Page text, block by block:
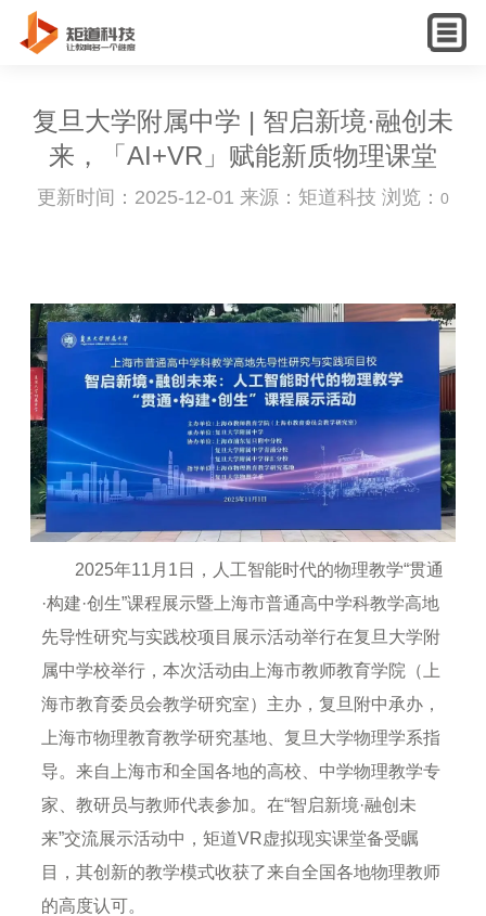
English
复旦大学附属中学 | 智启新境·融创未
来，「AI+VR」赋能新质物理课堂
更新时间：2025-12-01 来源：矩道科技 浏览： 0
2025年11月1日，人工智能时代的物理教学“贯通
·构建·创生”课程展示暨上海市普通高中学科教学高地
先导性研究与实践校项目展示活动举行在复旦大学附
属中学校举行，本次活动由上海市教师教育学院（上
海市教育委员会教学研究室）主办，复旦附中承办，
上海市物理教育教学研究基地、复旦大学物理学系指
导。来自上海市和全国各地的高校、中学物理教学专
家、教研员与教师代表参加。在“智启新境·融创未
来”交流展示活动中，矩道VR虚拟现实课堂备受瞩
目，其创新的教学模式收获了来自全国各地物理教师
的高度认可。